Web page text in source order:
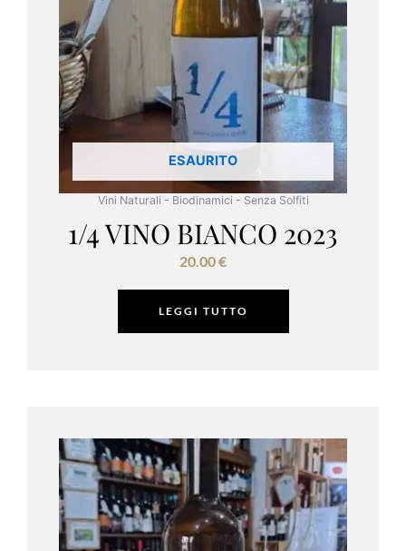
ESAURITO
Vini Naturali - Biodinamici - Senza Solfiti
1/4 VINO BIANCO 2023
20.00€
LEGGI TUTTO